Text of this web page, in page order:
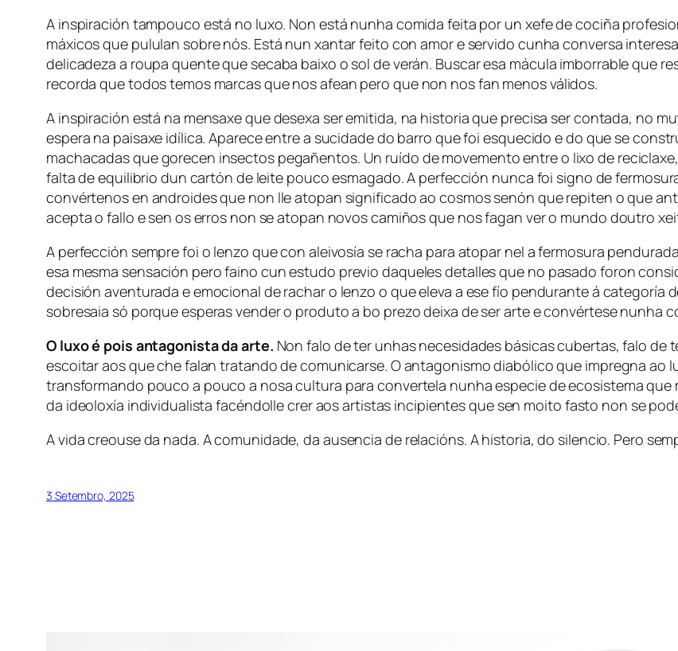
A inspiración tampouco está no luxo. Non está nunha comida feita por un xefe de cociña
máxicos que pululan sobre nós. Está nun xantar feito con amor e servido cunha conversa
delicadeza a roupa quente que secaba baixo o sol de verán. Buscar esa mácula imborrable que
recorda que todos temos marcas que nos afean pero que non nos fan menos válidos.
A inspiración está na mensaxe que desexa ser emitida, na historia que precisa ser contada, no
espera na paisaxe idílica. Aparece entre a sucidade do barro que foi esquecido e do que se
machacadas que gorecen insectos pegañentos. Un ruído de movemento entre o lixo de
falta de equilibrio dun cartón de leite pouco esmagado. A perfección nunca foi signo de
convértenos en androides que non lle atopan significado ao cosmos senón que repiten o que
acepta o fallo e sen os erros non se atopan novos camiños que nos fagan ver o mundo doutro
A perfección sempre foi o lenzo que con aleivosía se racha para atopar nel a fermosura
esa mesma sensación pero faino cun estudo previo daqueles detalles que no pasado foron
decisión aventurada e emocional de rachar o lenzo o que eleva a ese fío pendurante á categoría
sobresaia só porque esperas vender o produto a bo prezo deixa de ser arte e convértese nunha
O luxo é pois antagonista da arte. Non falo de ter unhas necesidades básicas cubertas, falo
escoitar aos que che falan tratando de comunicarse. O antagonismo diabólico que impregna ao
transformando pouco a pouco a nosa cultura para convertela nunha especie de ecosistema
da ideoloxía individualista facéndolle crer aos artistas incipientes que sen moito fasto non se
A vida creouse da nada. A comunidade, da ausencia de relacións. A historia, do silencio. Pero
3 Setembro, 2025